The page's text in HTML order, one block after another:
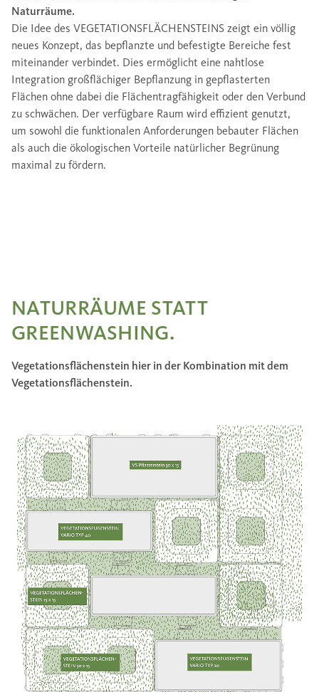
Naturräume.
Die Idee des VEGETATIONSFLÄCHENSTEINS zeigt ein völlig
neues Konzept, das bepflanzte und befestigte Bereiche fest
miteinander verbindet. Dies ermöglicht eine nahtlose
Integration großflächiger Bepflanzung in gepflasterten
Flächen ohne dabei die Flächentragfähigkeit oder den Verbund
zu schwächen. Der verfügbare Raum wird effizient genutzt,
um sowohl die funktionalen Anforderungen bebauter Flächen
als auch die ökologischen Vorteile natürlicher Begrünung
maximal zu fördern.
NATURRÄUME STATT
GREENWASHING.
Vegetationsflächenstein hier in der Kombination mit dem
Vegetationsflächenstein.